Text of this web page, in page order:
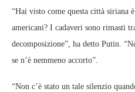
“Hai visto come questa città siriana
americani? I cadaveri sono rimasti
decomposizione”, ha detto Putin.
se n’è nemmeno accorto”.
“Non c’è stato un tale silenzio